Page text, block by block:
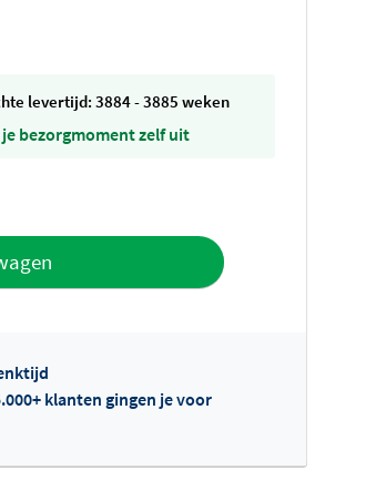
levertijd: 3884 - 3885 weken
je bezorgmoment zelf uit
klanten gingen je voor